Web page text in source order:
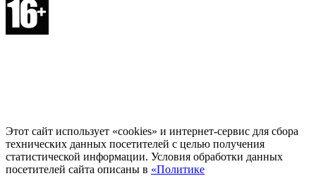
Этот сайт использует «cookies» и интернет-сервис для сбора
технических данных посетителей с целью получения
статистической информации. Условия обработки данных
посетителей сайта описаны в «Политике